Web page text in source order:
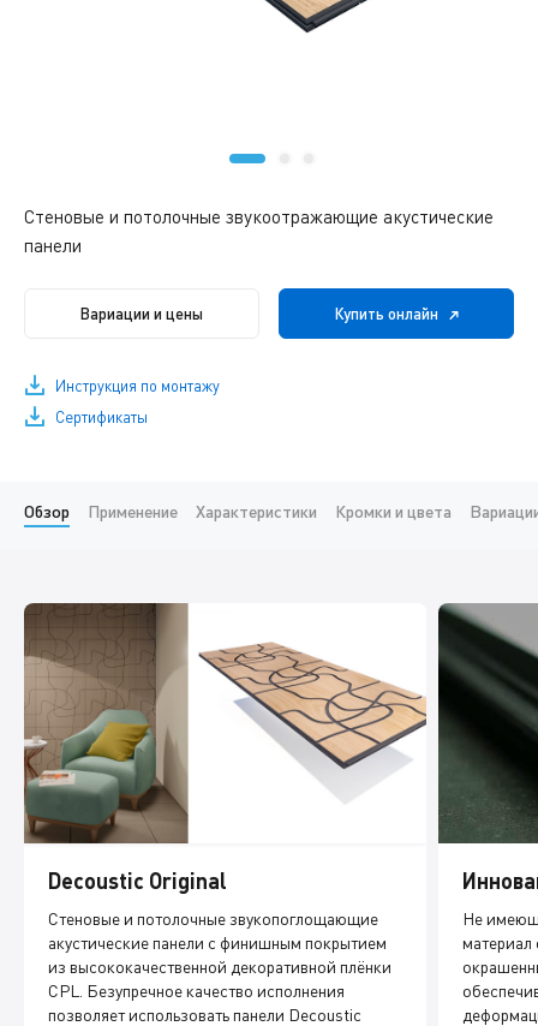
Стеновые и потолочные звукоотражающие акустические
панели
Вариации и цены Купить онлайн
Инструкция по монтажу
Сертификаты
Обзор Применение Характеристики Кромки и цвета
Decoustic Original
Стеновые и потолочные звукопоглощающие
акустические панели с финишным покрытием
из высококачественной декоративной плёнки
CPL. Безупречное качество исполнения
позволяет использовать панели Decoustic
Не